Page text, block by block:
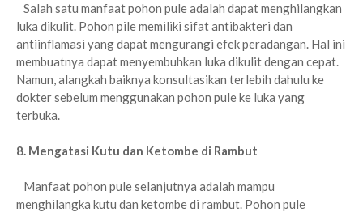
Salah satu manfaat pohon pule adalah dapat menghilangkan
luka dikulit. Pohon pile memiliki sifat antibakteri dan
antiinflamasi yang dapat mengurangi efek peradangan. Hal ini
membuatnya dapat menyembuhkan luka dikulit dengan cepat.
Namun, alangkah baiknya konsultasikan terlebih dahulu ke
dokter sebelum menggunakan pohon pule ke luka yang
terbuka.
8. Mengatasi Kutu dan Ketombe di Rambut
Manfaat pohon pule selanjutnya adalah mampu
menghilangka kutu dan ketombe di rambut. Pohon pule